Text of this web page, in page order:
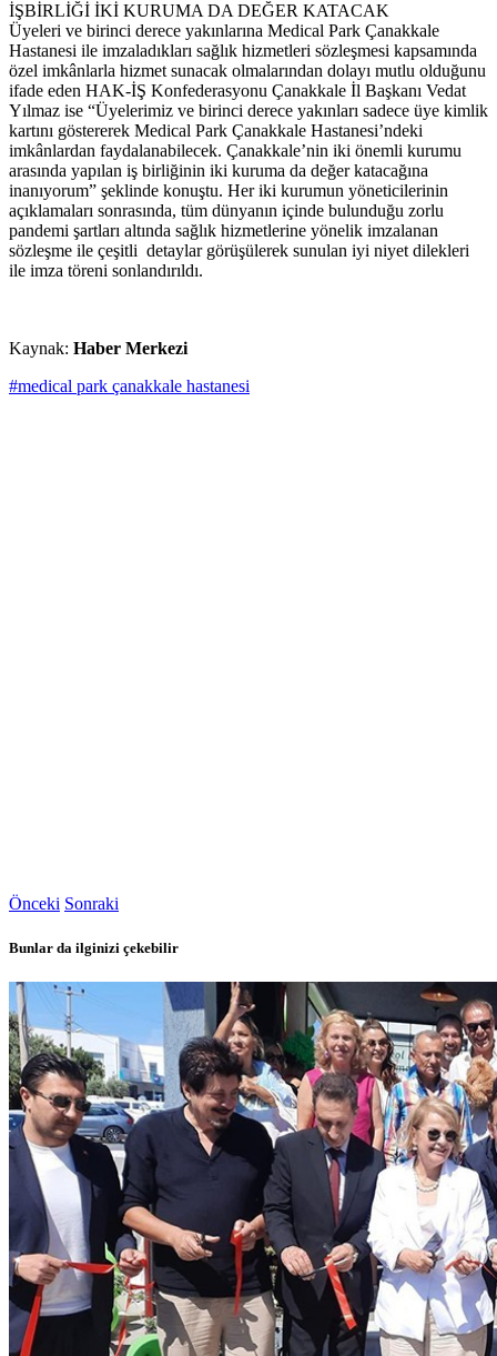
İŞBİRLİĞİ İKİ KURUMA DA DEĞER KATACAK
Üyeleri ve birinci derece yakınlarına Medical Park Çanakkale
Hastanesi ile imzaladıkları sağlık hizmetleri sözleşmesi kapsamında
özel imkânlarla hizmet sunacak olmalarından dolayı mutlu olduğunu
ifade eden HAK-İŞ Konfederasyonu Çanakkale İl Başkanı Vedat
Yılmaz ise “Üyelerimiz ve birinci derece yakınları sadece üye kimlik
kartını göstererek Medical Park Çanakkale Hastanesi’ndeki
imkânlardan faydalanabilecek. Çanakkale’nin iki önemli kurumu
arasında yapılan iş birliğinin iki kuruma da değer katacağına
inanıyorum” şeklinde konuştu. Her iki kurumun yöneticilerinin
açıklamaları sonrasında, tüm dünyanın içinde bulunduğu zorlu
pandemi şartları altında sağlık hizmetlerine yönelik imzalanan
sözleşme ile çeşitli detaylar görüşülerek sunulan iyi niyet dilekleri
ile imza töreni sonlandırıldı.
Kaynak: Haber Merkezi
#medical park çanakkale hastanesi
Önceki Sonraki
Bunlar da ilginizi çekebilir